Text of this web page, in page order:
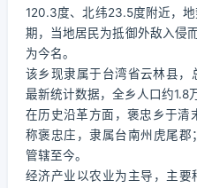
120.3度、北纬23.5度附近，
期，当地居民为抵御外敌入侵
为今名。
该乡现隶属于台湾省云林县
最新统计数据，全乡人口约1.8
在历史沿革方面，褒忠乡于清
称褒忠庄，隶属台南州虎尾
管辖至今。
经济产业以农业为主导，主